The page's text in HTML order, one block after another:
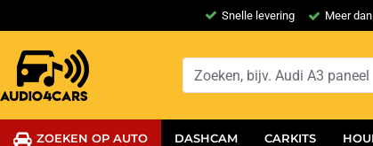
Snelle levering Meer
ZOEKEN OP AUTO DASHCAM CARKITS